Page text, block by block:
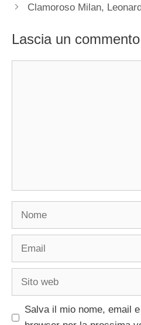
Clamoroso Milan,
Lascia un commento
Nome
Email
Sito
Salva il mio nome, email